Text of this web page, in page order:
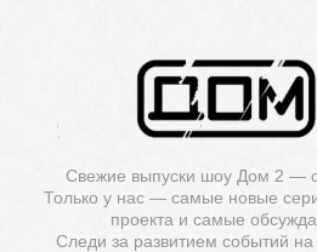
Свежие выпуски шоу Дом 2 —
Только у нас — самые новые
проекта и самые
Следи за развитием событий